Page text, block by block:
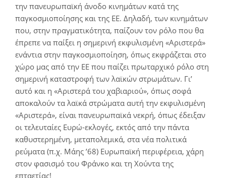
την πανευρωπαϊκή άνοδο κινημάτων κατά της
παγκοσμιοποίησης και της ΕΕ. Δηλαδή, των κινημάτων
που, στην πραγματικότητα, παίζουν τον ρόλο που θα
έπρεπε να παίξει η σημερινή εκφυλισμένη «Αριστερά»
ενάντια στην παγκοσμιοποίηση, όπως εκφράζεται στο
χώρο μας από την ΕΕ που παίζει πρωταρχικό ρόλο στη
σημερινή καταστροφή των λαϊκών στρωμάτων. Γι’
αυτό και η «Αριστερά του χαβιαριού», όπως σοφά
αποκαλούν τα λαϊκά στρώματα αυτή την εκφυλισμένη
«Αριστερά», είναι πανευρωπαϊκά νεκρή, όπως έδειξαν
οι τελευταίες Ευρώ-εκλογές, εκτός από την πάντα
καθυστερημένη, μεταπολεμικά, στα νέα πολιτικά
ρεύματα (π.χ. Μάης ’68) Ευρωπαϊκή περιφέρεια, χάρη
στον φασισμό του Φράνκο και τη Χούντα της
επταετίας!